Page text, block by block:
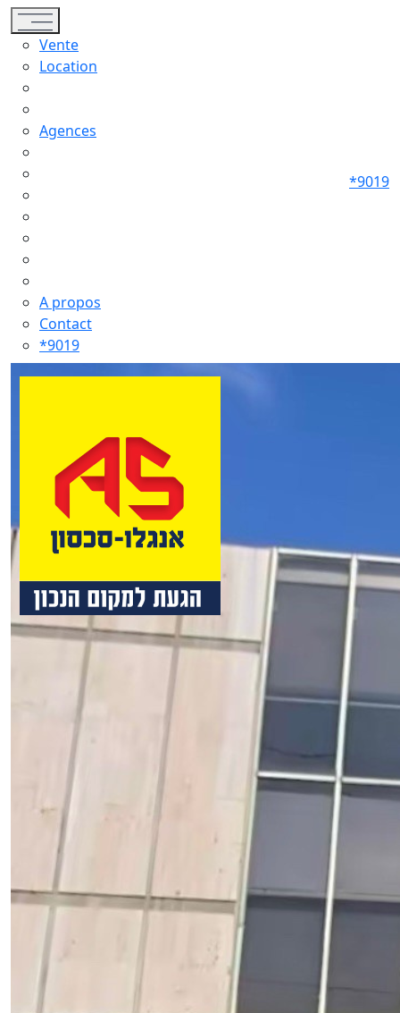
Toggle navigation
Vente
Location
Agences
A propos
Contact
*9019
*9019